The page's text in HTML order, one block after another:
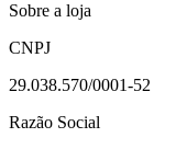
Sobre a loja
CNPJ
29.038.570/0001-52
Razão Social